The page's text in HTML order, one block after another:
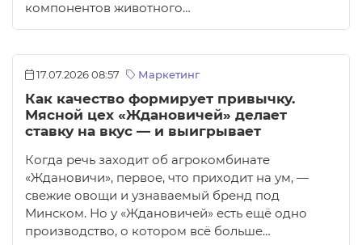
компонентов животного…
17.07.2026 08:57 Маркетинг
Как качество формирует привычку.
Мясной цех «Ждановичей» делает
ставку на вкус — и выигрывает
Когда речь заходит об агрокомбинате
«Ждановичи», первое, что приходит на ум, —
свежие овощи и узнаваемый бренд под
Минском. Но у «Ждановичей» есть ещё одно
производство, о котором всё больше…